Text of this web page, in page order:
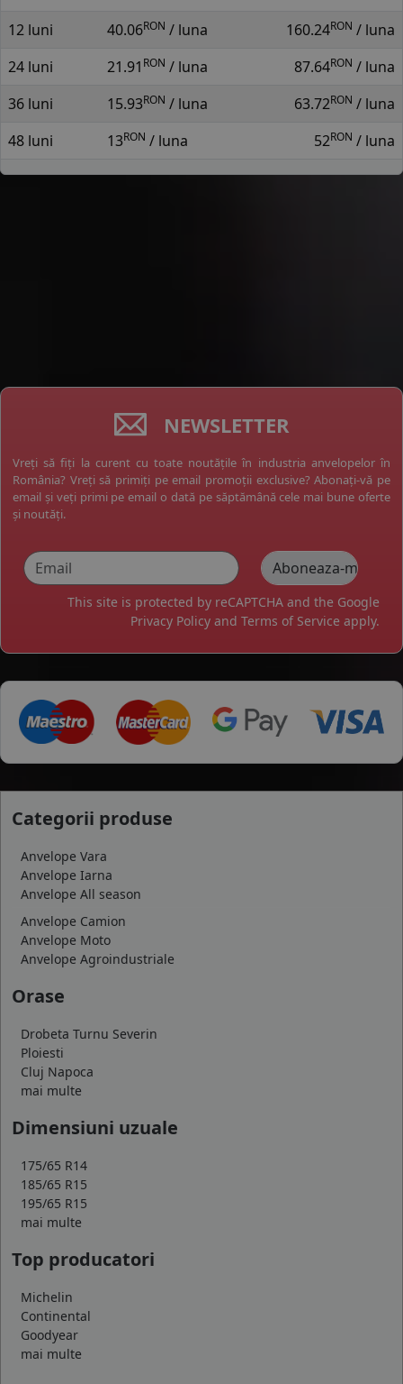
12 luni
40.06RON / luna 160.24RON / luna
24 luni
21.91 RON / luna 87.64RON / luna
36 luni
15.93RON / luna 63.72RON / luna
48 luni
13RON / luna 52RON / luna
NEWSLETTER
Vreți să fiți la curent cu toate noutățile în industria anvelopelor în
România? Vreți să primiți pe email promoții exclusive? Abonați-vă pe
email și veți primi pe email o dată pe săptămână cele mai bune oferte
și noutăți.
This site is protected by reCAPTCHA and the Google
Privacy Policy and Terms of Service apply.
Categorii produse
Anvelope Vara
Anvelope Iarna
Anvelope All season
Anvelope Camion
Anvelope Moto
Anvelope Agroindustriale
Orase
Drobeta Turnu Severin
Ploiesti
Cluj Napoca
mai multe
Dimensiuni uzuale
175/65 R14
185/65 R15
195/65 R15
mai multe
Top producatori
Michelin
Continental
Goodyear
mai multe